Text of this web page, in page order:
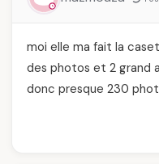
moi elle ma fait la
des photos et 2 grand
donc presque 230